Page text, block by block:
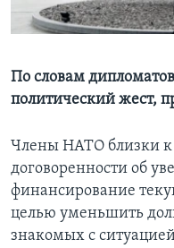
По словам
политический жест,
Члены НАТО близки
договоренности об
финансирование
целью уменьшить
знакомых с